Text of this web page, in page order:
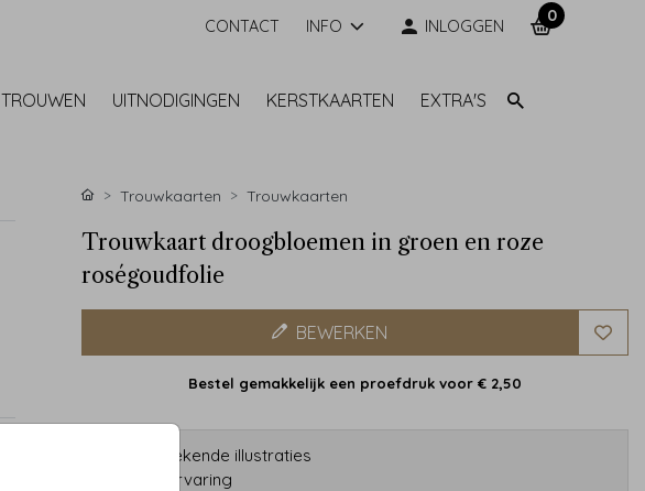
CONTACT INFO INLOGGEN
0
TROUWEN UITNODIGINGEN KERSTKAARTEN EXTRA'S
Trouwkaarten Trouwkaarten
Trouwkaart droogbloemen in groen en roze
roségoudfolie
BEWERKEN
Bestel gemakkelijk een proefdruk voor € 2,50
• Handgetekende illustraties
• 90 jaar ervaring